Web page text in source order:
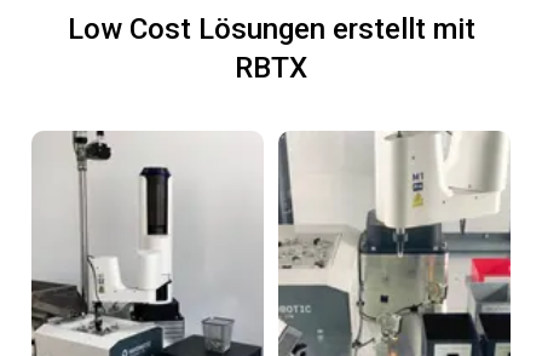
Low Cost Lösungen erstellt mit
RBTX